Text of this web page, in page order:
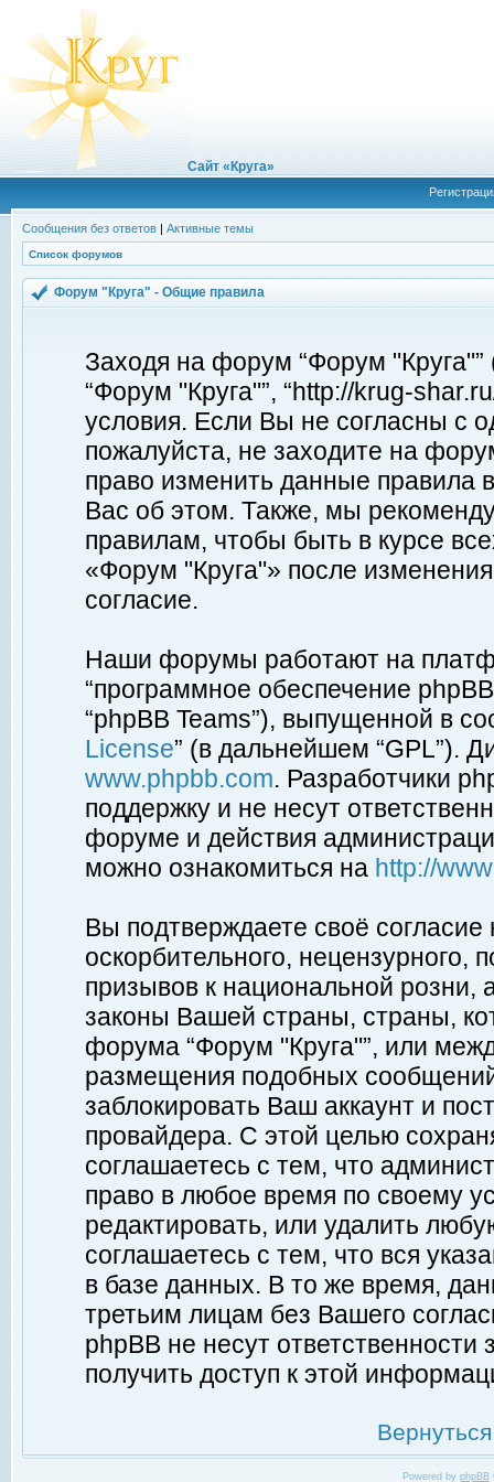
Сайт «Круга»
Сообщения без ответов | Активные темы
Список форумов
Форум "Круга" - Общие правила
Заходя на форум “Форум
“Форум "Круга"”, “http://krug-
условия. Если Вы не согласны с
пожалуйста, не заходите на
право изменить данные правила
Вас об этом. Также, мы
правилам, чтобы быть в курсе
«Форум "Круга"» после
согласие.
Наши форумы работают на
“программное обеспечение
“phpBB Teams”), выпущенной в
License” (в дальнейшем “GPL”).
www.phpbb.com. Разработчики
поддержку и не несут
форуме и действия
можно ознакомиться на http://
Вы подтверждаете своё
оскорбительного, нецензурного,
призывов к национальной
законы Вашей страны, страны,
форума “Форум "Круга"”, или
размещения подобных
заблокировать Ваш аккаунт и
провайдера. С этой целью
соглашаетесь с тем, что
право в любое время по своему
редактировать, или удалить
соглашаетесь с тем, что вся
в базе данных. В то же время,
третьим лицам без Вашего
phpBB не несут ответственности
получить доступ к этой
Powered by phpBB